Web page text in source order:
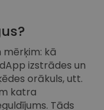
kā
izstrādes un
orākuls, utt.
katra
Tāds